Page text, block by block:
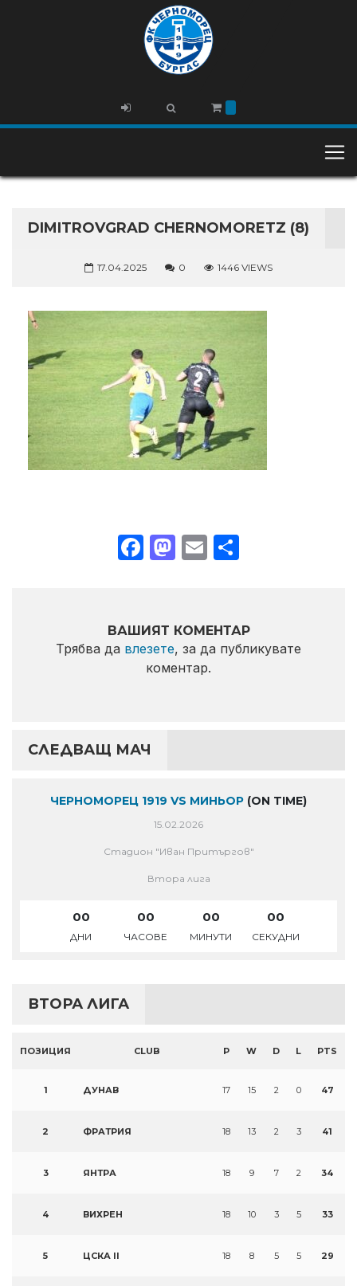
DIMITROVGRAD CHERNOMORETZ (8)
17.04.2025 0 1446 VIEWS
Facebook
Mastodon
Email
ВАШИЯТ КОМЕНТАР
Трябва да влезете, за да публикувате
коментар.
СЛЕДВАЩ МАЧ
ЧЕРНОМОРЕЦ 1919 VS МИНЬОР (ON TIME)
15.02.2026
Стадион "Иван Притъргов"
Втора лига
00
ДНИ
00
ЧАСОВЕ
00
МИНУТИ
00
СЕКУДНИ
ВТОРА ЛИГА
ПОЗИЦИЯ CLUB P W D L PTS
1 ДУНАВ 17 15 2 0 47
2 ФРАТРИЯ 18 13 2 3 41
3 ЯНТРА 18 9 7 2 34
4 ВИХРЕН 18 10 3 5 33
5 ЦСКА II 18 8 5 5 29